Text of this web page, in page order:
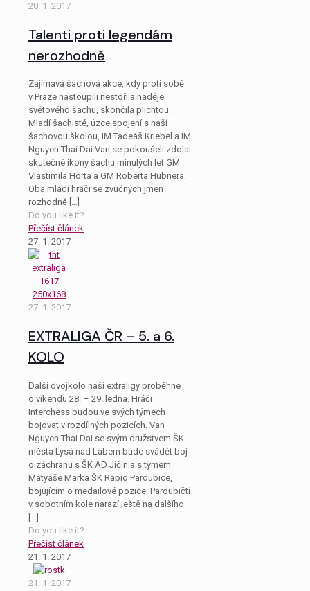
28. 1. 2017
Talenti proti legendám
nerozhodně
Zajímavá šachová akce, kdy proti sobě
v Praze nastoupili nestoři a naděje
světového šachu, skončila plichtou.
Mladí šachisté, úzce spojení s naší
šachovou školou, IM Tadeáš Kriebel a IM
Nguyen Thai Dai Van se pokoušeli zdolat
skutečné ikony šachu minulých let GM
Vlastimila Horta a GM Roberta Hübnera.
Oba mladí hráči se zvučných jmen
rozhodně […]
Do you like it?
Přečíst článek
27. 1. 2017
27. 1. 2017
EXTRALIGA ČR – 5. a 6.
KOLO
Další dvojkolo naší extraligy proběhne
o víkendu 28. – 29. ledna. Hráči
Interchess budou ve svých týmech
bojovat v rozdílných pozicích. Van
Nguyen Thai Dai se svým družstvem ŠK
města Lysá nad Labem bude svádět boj
o záchranu s ŠK AD Jičín a s týmem
Matyáše Marka ŠK Rapid Pardubice,
bojujícím o medailové pozice. Pardubičtí
v sobotním kole narazí ještě na dalšího
[…]
Do you like it?
Přečíst článek
21. 1. 2017
21. 1. 2017